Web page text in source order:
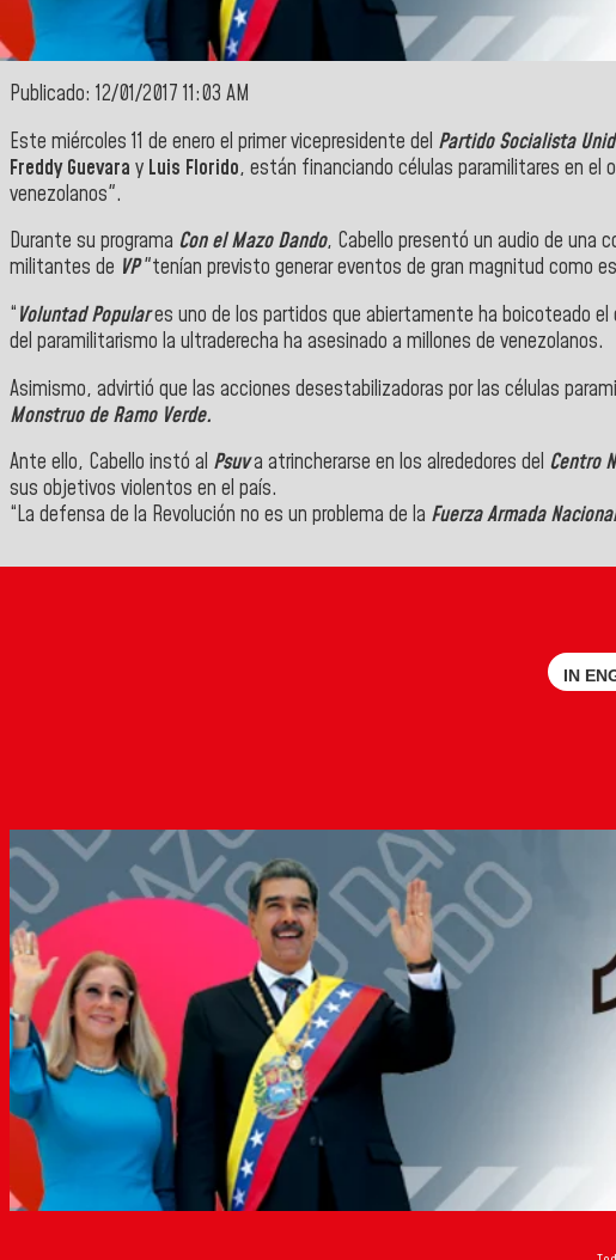
Publicado: 12/01/2017 11:03 AM
Este miércoles 11 de enero el primer vicepresidente del Partido Socialista
Freddy Guevara y Luis Florido, están financiando células paramilitares en el
venezolanos".
Durante su programa Con el Mazo Dando, Cabello presentó un audio de una
militantes de VP"tenían previsto generar eventos de gran magnitud como
“Voluntad Populares uno de los partidos que abiertamente ha boicoteado el
del paramilitarismo la ultraderecha ha asesinado a millones de venezolanos.
Asimismo, advirtió que las acciones desestabilizadoras por las células
Monstruo de Ramo Verde.
Ante ello, Cabello instó al Psuva atrincherarse en los alrededores del Centro
sus objetivos violentos en el país.
“La defensa de la Revolución no es un problema de la Fuerza Armada
IN